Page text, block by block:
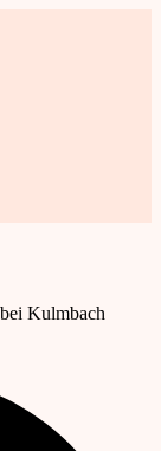
Kulmbach